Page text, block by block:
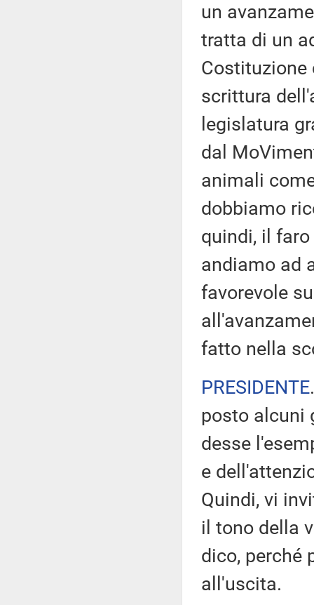
un
tratta di un
Costituzione
scrittura
legislatura
dal
animali
dobbiamo
quindi, il
andiamo ad
favorevole
fatto nella
PRESIDENTE
posto alcuni
desse
e
Quindi, vi
il tono della
dico, perché
all'uscita.